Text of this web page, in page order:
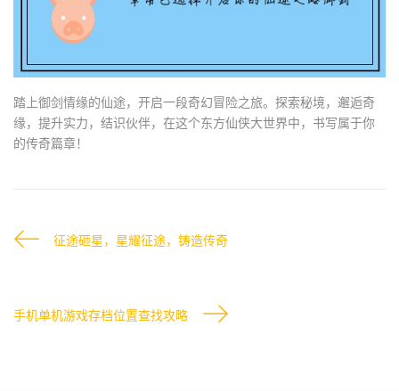
踏上御剑情缘的仙途，开启一段奇幻冒险之旅。探索秘境，邂逅奇
缘，提升实力，结识伙伴，在这个东方仙侠大世界中，书写属于你
的传奇篇章！
征途砸星，星耀征途，铸造传奇
手机单机游戏存档位置查找攻略